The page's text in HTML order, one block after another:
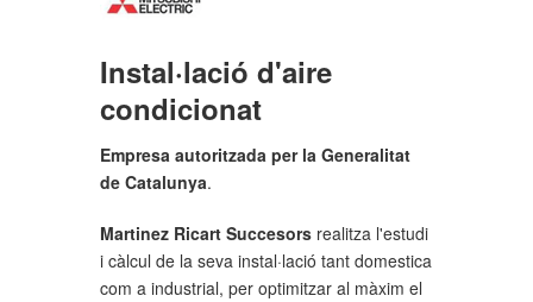
Instal·lació d'aire
condicionat
Empresa autoritzada per la Generalitat
de Catalunya.
Martinez Ricart Succesors realitza l'estudi
i càlcul de la seva instal·lació tant domestica
com a industrial, per optimitzar al màxim el